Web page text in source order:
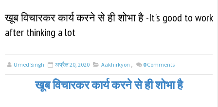
खूब विचारकर कार्य करने से ही शोभा है -It's good to work
after thinking a lot
Umed Singh अप्रैल 20, 2020 Aakhirkyon , 0 Comments
खूब विचारकर कार्य करने से ही शोभा है